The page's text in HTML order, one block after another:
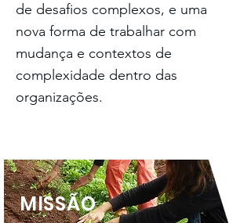
de desafios complexos, e uma
nova forma de trabalhar com
mudança e contextos de
complexidade dentro das
organizações.
MISSÃO